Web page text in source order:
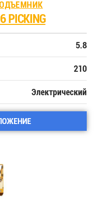
PICKING
5.8
210
Электрический